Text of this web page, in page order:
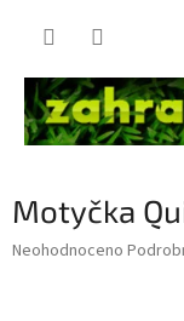
Motyčka
Průměrné
Neohodnoceno